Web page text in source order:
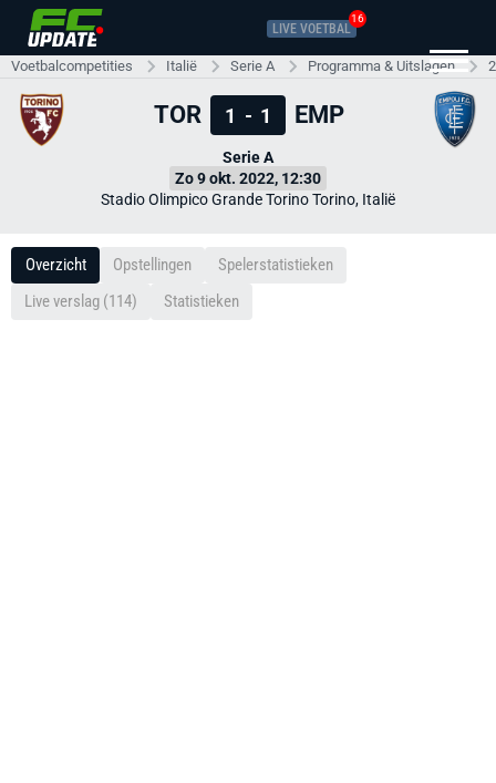
LIVE VOETBAL
16
Voetbalcompetities Italië Serie A Programma & Uitslagen
TOR 1 - 1 EMP
Serie A
Zo 9 okt. 2022, 12:30
Stadio Olimpico Grande Torino Torino, Italië
Overzicht Opstellingen
Spelerstatistieken
Live verslag (114)
Statistieken